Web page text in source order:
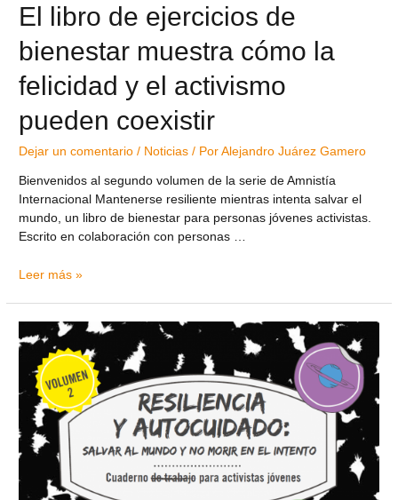
El libro de ejercicios de
bienestar muestra cómo la
felicidad y el activismo
pueden coexistir
Dejar un comentario / Noticias / PorAlejandro Juárez Gamero
Bienvenidos al segundo volumen de la serie de Amnistía
Internacional Mantenerse resiliente mientras intenta salvar el
mundo, un libro de bienestar para personas jóvenes activistas.
Escrito en colaboración con personas …
Leer más »